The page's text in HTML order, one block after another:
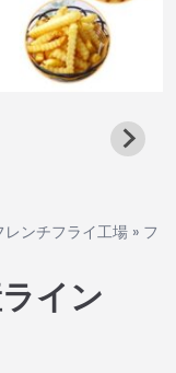
ンチフライ工場 » フ
イン